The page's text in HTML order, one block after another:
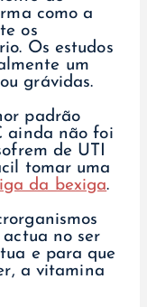
como a
os
Os estudos
um
grávidas.
padrão
ainda não foi
de UTI
tomar uma
da bexiga.
no ser
e para que
a vitamina